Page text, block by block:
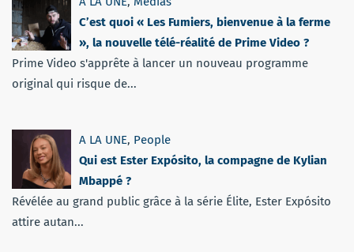
C’est quoi « Les Fumiers, bienvenue à la ferme
», la nouvelle télé-réalité de Prime Video ?
Prime Video s'apprête à lancer un nouveau programme
original qui risque de...
A LA UNE, People
Qui est Ester Expósito, la compagne de Kylian
Mbappé ?
Révélée au grand public grâce à la série Élite, Ester Expósito
attire autan...